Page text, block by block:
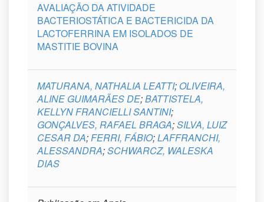
AVALIAÇÃO DA ATIVIDADE
BACTERIOSTÁTICA E BACTERICIDA DA
LACTOFERRINA EM ISOLADOS DE
MASTITIE BOVINA
MATURANA, NATHALIA LEATTI; OLIVEIRA,
ALINE GUIMARÃES DE;BATTISTELA,
KELLYN FRANCIELLI SANTINI;
GONÇALVES, RAFAEL BRAGA;SILVA, LUIZ
CESAR DA;FERRI, FÁBIO;LAFFRANCHI,
ALESSANDRA;SCHWARCZ, WALESKA
DIAS